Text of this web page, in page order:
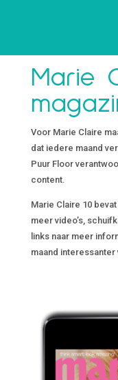
Marie
Voor Marie Claire
dat iedere maand
Puur Floor
content.
Marie Claire 10
meer video’s,
links naar meer
maand